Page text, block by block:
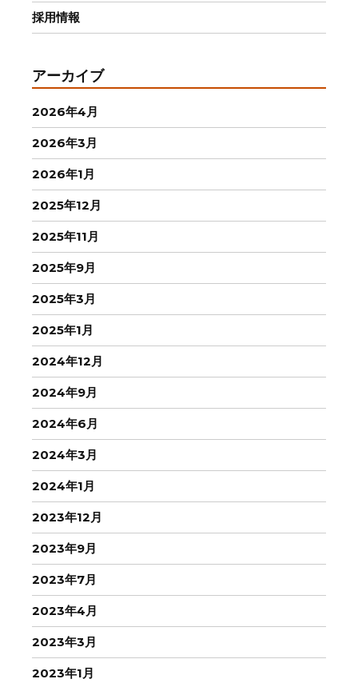
採用情報
アーカイブ
2026年4月
2026年3月
2026年1月
2025年12月
2025年11月
2025年9月
2025年3月
2025年1月
2024年12月
2024年9月
2024年6月
2024年3月
2024年1月
2023年12月
2023年9月
2023年7月
2023年4月
2023年3月
2023年1月